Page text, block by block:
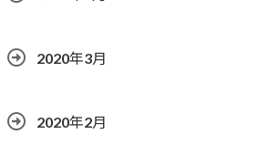
2020年3月
2020年2月